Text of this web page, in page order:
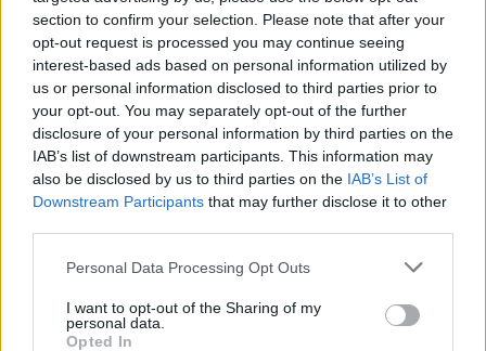
section to confirm your selection. Please note that after your
opt-out request is processed you may continue seeing
interest-based ads based on personal information utilized by
us or personal information disclosed to third parties prior to
your opt-out. You may separately opt-out of the further
disclosure of your personal information by third parties on the
IAB’s list of downstream participants. This information may
also be disclosed by us to third parties on the IAB’s List of
Downstream Participants that may further disclose it to other
Please note that this website/app uses one or more Google
not limited to your visit or usage behaviour. You may click to
grant or deny consent to Google and its third-party tags to
Personal Data Processing Opt Outs
I want to opt-out of the Sharing of my
personal data.
Opted In
Αντετοκούνμπο με τους Ουόριορς,
χρησιμοποιώντας δημοσιεύματα των τελευταίων
μηνών - Οι αντιδράσεις των fans φυσικά δεν έλειψαν